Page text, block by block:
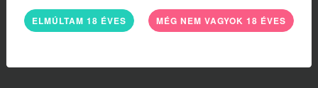
ELMÚLTAM 18 ÉVES MÉG NEM VAGYOK 18 ÉVES